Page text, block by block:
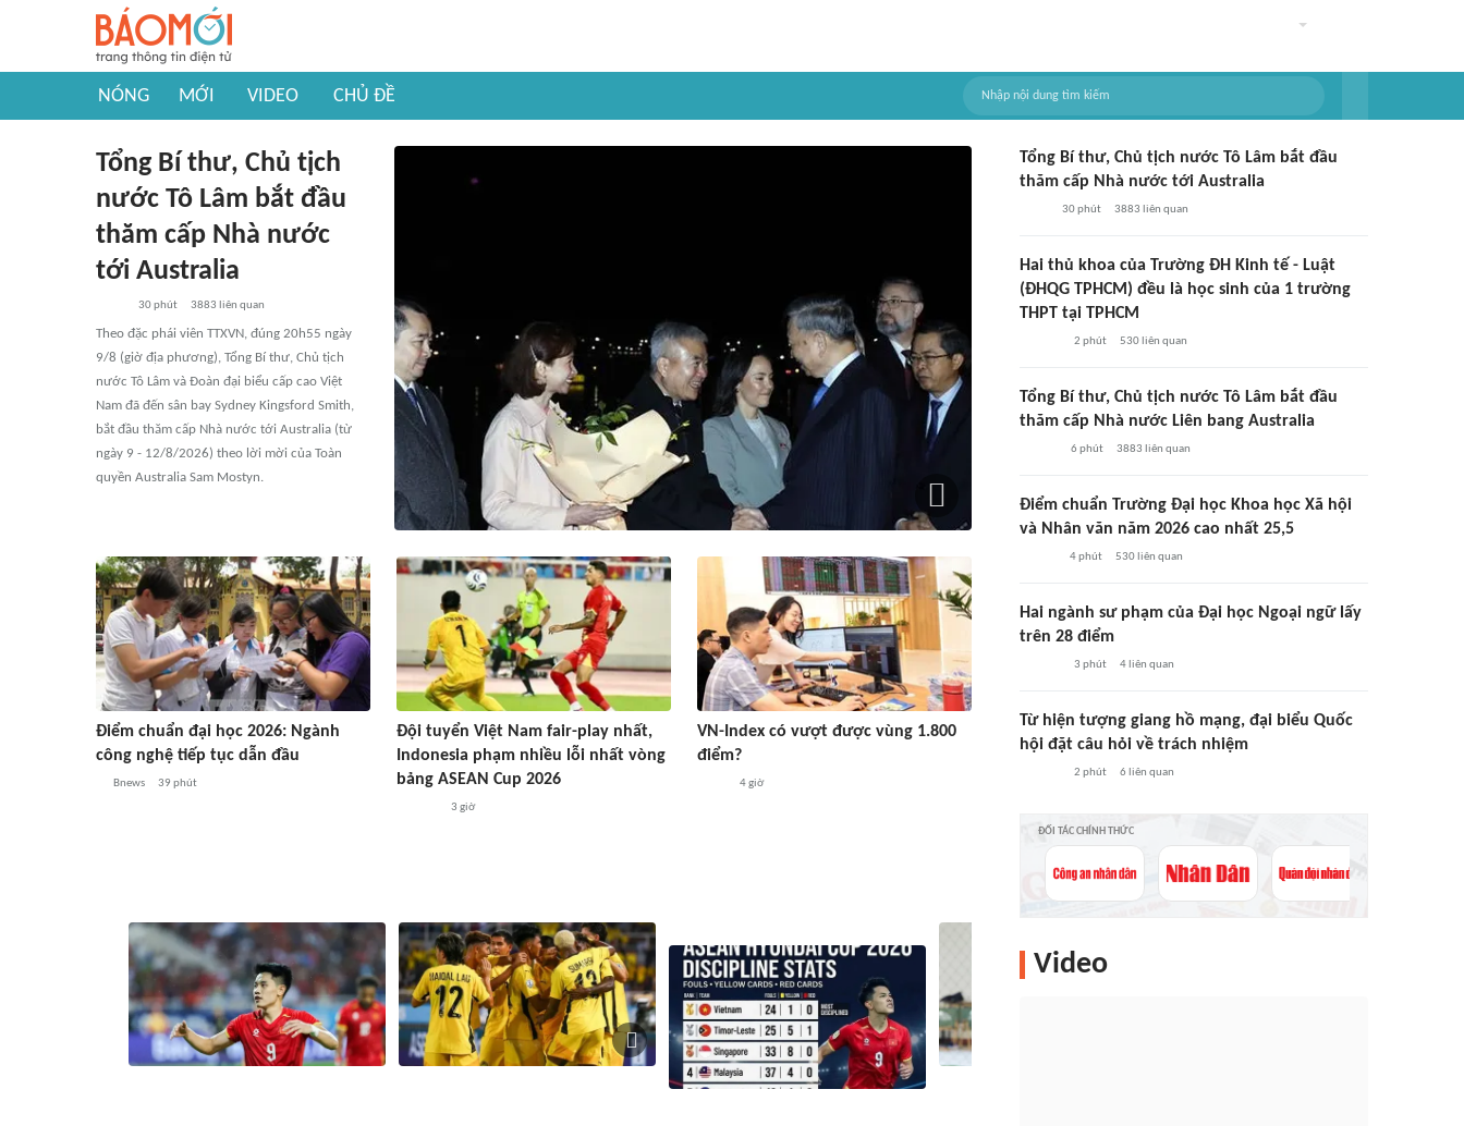
NÓNG MỚI VIDEO CHỦ ĐỀ
Tổng Bí thư, Chủ tịch
nước Tô Lâm bắt đầu
thăm cấp Nhà nước
tới Australia
30 phút 3883 liên quan
Theo đặc phái viên TTXVN, đúng 20h55 ngày
9/8 (giờ địa phương), Tổng Bí thư, Chủ tịch
nước Tô Lâm và Đoàn đại biểu cấp cao Việt
Nam đã đến sân bay Sydney Kingsford Smith,
bắt đầu thăm cấp Nhà nước tới Australia (từ
ngày 9 - 12/8/2026) theo lời mời của Toàn
quyền Australia Sam Mostyn.
Điểm chuẩn đại học 2026: Ngành
công nghệ tiếp tục dẫn đầu
Bnews 39 phút
Đội tuyển Việt Nam fair-play nhất,
Indonesia phạm nhiều lỗi nhất vòng
bảng ASEAN Cup 2026
3 giờ
VN-Index có vượt được vùng 1.800
điểm?
4 giờ
Tổng Bí thư, Chủ tịch nước Tô Lâm bắt đầu
thăm cấp Nhà nước tới Australia
30 phút 3883 liên quan
Hai thủ khoa của Trường ĐH Kinh tế - Luật
(ĐHQG TPHCM) đều là học sinh của 1 trường
THPT tại TPHCM
2 phút 530 liên quan
Tổng Bí thư, Chủ tịch nước Tô Lâm bắt đầu
thăm cấp Nhà nước Liên bang Australia
6 phút 3883 liên quan
Điểm chuẩn Trường Đại học Khoa học Xã hội
và Nhân văn năm 2026 cao nhất 25,5
4 phút 530liên quan
Hai ngành sư phạm của Đại học Ngoại ngữ lấy
trên 28 điểm
3 phút 4 liên quan
Từ hiện tượng giang hồ mạng, đại biểu Quốc
hội đặt câu hỏi về trách nhiệm
2 phút 6 liên quan
ĐỐI TÁC CHÍNH THỨC
Video